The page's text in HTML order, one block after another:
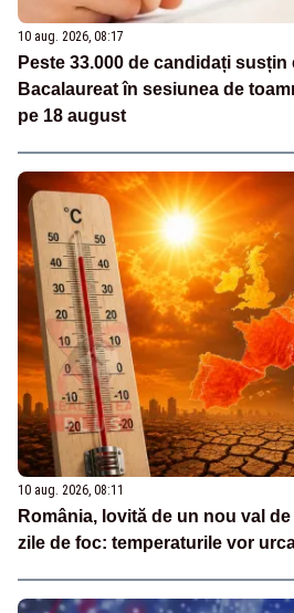
10 aug. 2026, 08:17
Peste 33.000 de candidați
Bacalaureat în sesiunea de
pe 18 august
10 aug. 2026, 08:11
România, lovită de un nou val
zile de foc: temperaturile vor